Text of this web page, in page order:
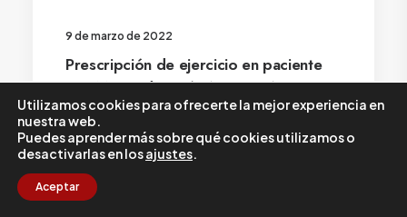
9 de marzo de 2022
Prescripción de ejercicio en paciente
con Miocardiopatía Arritmogénica.
Cardiología Deportiva
Utilizamos cookies para ofrecerte la mejor experiencia en
nuestra web.
Puedes aprender más sobre qué cookies utilizamos o
desactivarlas en losajustes.
Aceptar